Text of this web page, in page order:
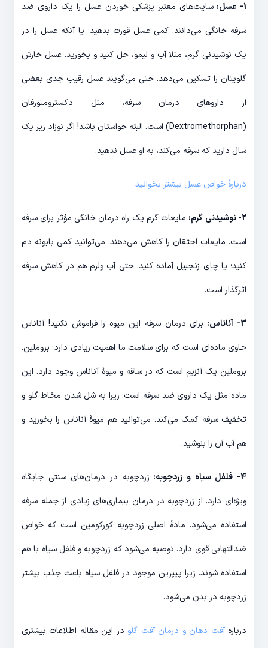
1- عسل:
سایت‌های معتبر پزشکی خوردن عسل را یک داروی ضد
سرفه خانگی می‌دانند. کمی عسل قورت بدهید؛ یا آنکه عسل را در
یک نوشیدنی گرم، مثلا آب و لیمو، حل کنید و بخورید. عسل خارش
گلویتان را تسکین می‌دهد. حتی می‌گویند عسل رقیب جدی بعضی
از داروهای درمان سرفه، مثل دکسترومتورفان
(Dextromethorphan) است. البته حواستان باشد! اگر نوزاد زیر یک
سال دارید که سرفه می‌کند، به او عسل ندهید.
دربارۀ خواص عسل بیشتر بخوانید
2- نوشیدنی گرم:
مایعات گرم یک راه درمان خانگی مؤثر برای سرفه
است. مایعات احتقان را کاهش می‌دهند. می‌توانید کمی بابونه دم
کنید؛ یا چای زنجبیل آماده کنید. حتی آب ولرم هم در کاهش سرفه
اثرگذار است.
3- آناناس:
برای درمان سرفه این میوه را فراموش نکنید! آناناس
حاوی ماده‌ای است که برای سلامت ما اهمیت زیادی دارد: بروملین.
بروملین یک آنزیم است که در ساقه و میوۀ آناناس وجود دارد. این
ماده مثل یک داروی ضد سرفه است؛ زیرا به شل شدن مخاط گلو و
تخفیف سرفه کمک می‌کند. می‌توانید هم میوۀ آناناس را بخورید و
هم آب آن را بنوشید.
4- فلفل سیاه و زردچوبه:
زردچوبه در درمان‌های سنتی جایگاه
ویژه‌ای دارد. از زردچوبه در درمان بیماری‌های زیادی از جمله سرفه
استفاده می‌شود. مادۀ اصلی زردچوبه کورکومین است که خواص
ضدالتهابی قوی دارد. توصیه می‌شود که زردچوبه و فلفل سیاه با هم
استفاده شوند. زیرا پیپرین موجود در فلفل سیاه باعث جذب بیشتر
زردچوبه در بدن می‌شود.
دربارهآفت دهان و درمان آفت گلو در این مقاله اطلاعات بیشتری